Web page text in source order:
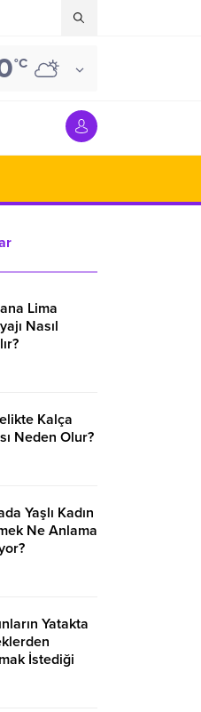
°C
Lima
Nasıl
Kalça
Neden Olur?
Yaşlı Kadın
Ne Anlama
Yatakta
İstediği